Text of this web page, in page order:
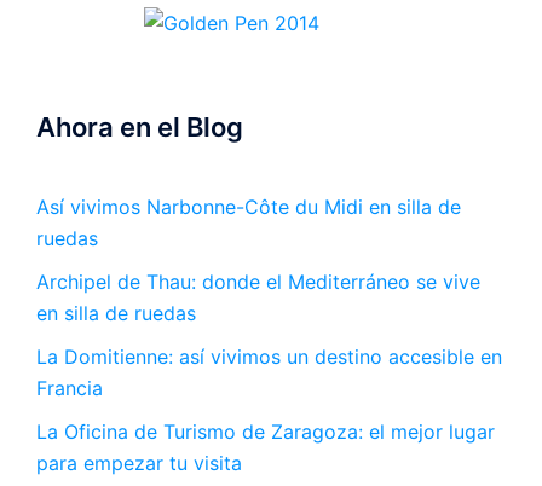
Ahora en el Blog
Así vivimos Narbonne-Côte du Midi en silla de
ruedas
Archipel de Thau: donde el Mediterráneo se vive
en silla de ruedas
La Domitienne: así vivimos un destino accesible en
Francia
La Oficina de Turismo de Zaragoza: el mejor lugar
para empezar tu visita